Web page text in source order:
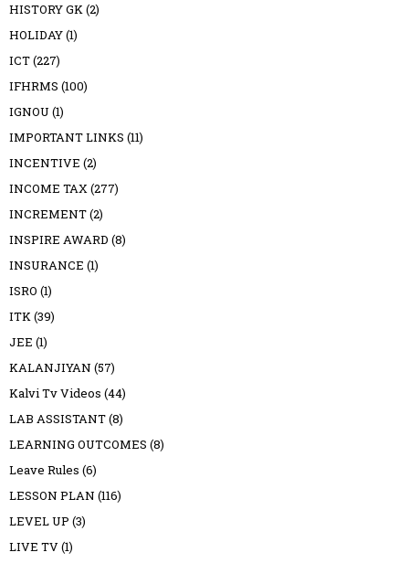
HISTORY GK(2)
HOLIDAY(1)
ICT(227)
IFHRMS (100)
IGNOU (1)
IMPORTANT LINKS (11)
INCENTIVE (2)
INCOME TAX(277)
INCREMENT(2)
INSPIRE AWARD (8)
INSURANCE (1)
ISRO (1)
ITK(39)
JEE (1)
KALANJIYAN (57)
Kalvi Tv Videos (44)
LAB ASSISTANT(8)
LEARNING OUTCOMES (8)
Leave Rules (6)
LESSON PLAN (116)
LEVEL UP (3)
LIVE TV(1)